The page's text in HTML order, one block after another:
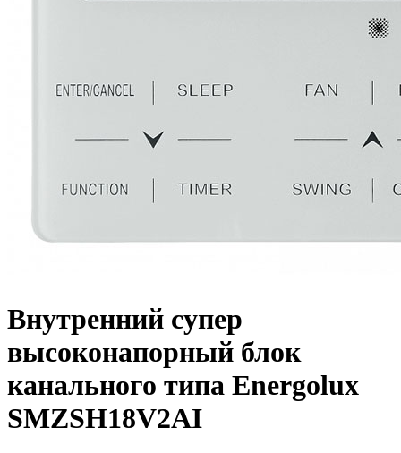
Внутренний супер
высоконапорный блок
канального типа Energolux
SMZSH18V2AI